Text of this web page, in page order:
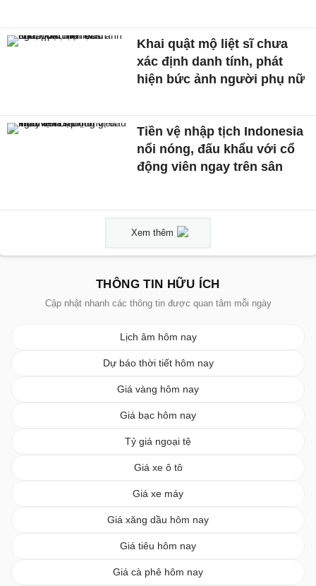
Khai quật mộ liệt sĩ chưa
xác định danh tính, phát
hiện bức ảnh người phụ nữ
Tiền vệ nhập tịch Indonesia
nổi nóng, đấu khẩu với cổ
động viên ngay trên sân
Xem thêm
THÔNG TIN HỮU ÍCH
Cập nhật nhanh các thông tin được quan tâm mỗi ngày
Lịch âm hôm nay
Dự báo thời tiết hôm nay
Giá vàng hôm nay
Giá bạc hôm nay
Tỷ giá ngoại tệ
Giá xe ô tô
Giá xe máy
Giá xăng dầu hôm nay
Giá tiêu hôm nay
Giá cà phê hôm nay